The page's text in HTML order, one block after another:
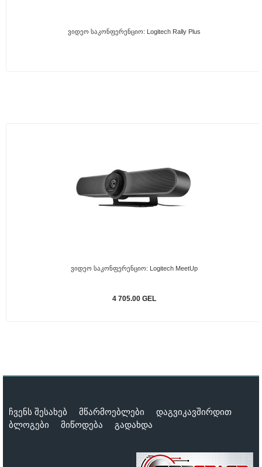
Ვიდეო Საკონფერენციო: Logitech Rally Plus
Ვიდეო Საკონფერენციო: Logitech MeetUp
4 705.00 GEL
ჩვენს შესახებ მწარმოებლები
დაგვიკავშირდით
ბლოგები
მიწოდება გადახდა